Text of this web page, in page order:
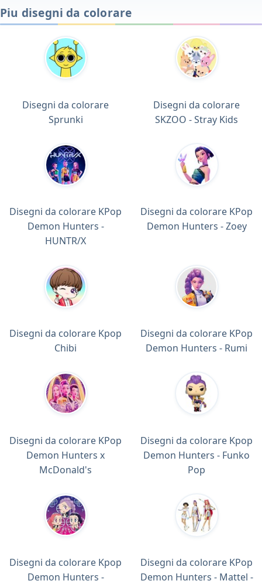
Piu disegni da colorare
Disegni da colorare
Sprunki
Disegni da colorare
SKZOO - Stray Kids
Disegni da colorare KPop
Demon Hunters -
HUNTR/X
Disegni da colorare KPop
Demon Hunters - Zoey
Disegni da colorare Kpop
Chibi
Disegni da colorare KPop
Demon Hunters - Rumi
Disegni da colorare KPop
Demon Hunters x
McDonald's
Disegni da colorare Kpop
Demon Hunters - Funko
Pop
Disegni da colorare Kpop
Demon Hunters -
Disegni da colorare KPop
Demon Hunters - Mattel -